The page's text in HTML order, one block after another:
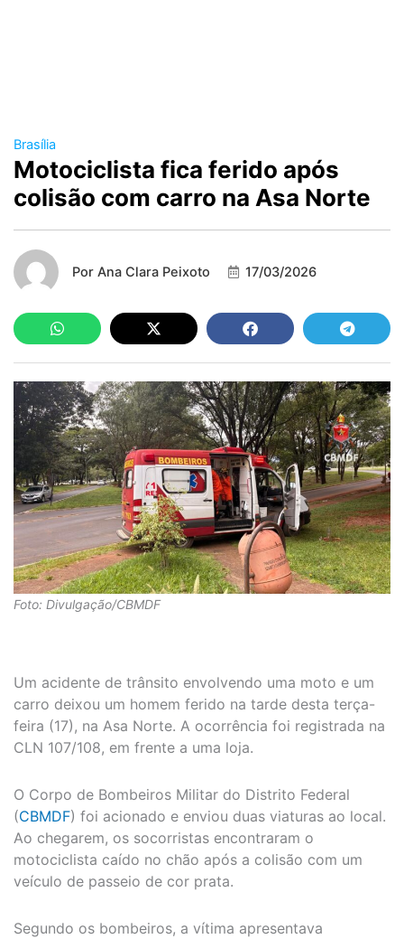
Brasília
Motociclista fica ferido após
colisão com carro na Asa Norte
Por Ana Clara Peixoto 17/03/2026
Foto: Divulgação/CBMDF
Um acidente de trânsito envolvendo uma moto e um
carro deixou um homem ferido na tarde desta terça-
feira (17), na Asa Norte. A ocorrência foi registrada na
CLN 107/108, em frente a uma loja.
O Corpo de Bombeiros Militar do Distrito Federal
(CBMDF) foi acionado e enviou duas viaturas ao local.
Ao chegarem, os socorristas encontraram o
motociclista caído no chão após a colisão com um
veículo de passeio de cor prata.
Segundo os bombeiros, a vítima apresentava